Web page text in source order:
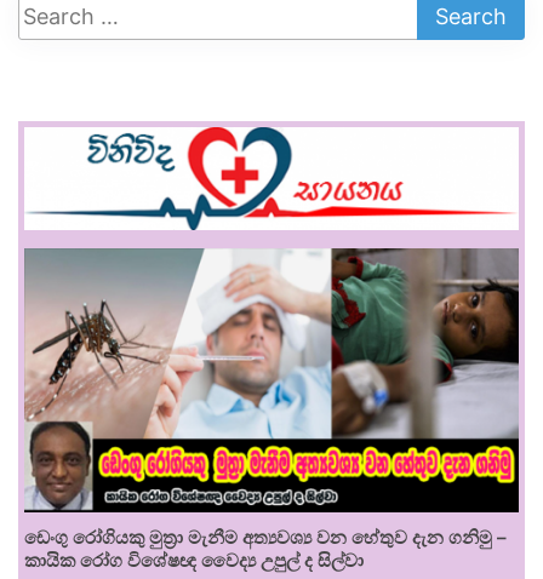
ඩෙංගු රෝගියකු ⁣මුත්‍රා මැනීම අත්‍යවශ්‍ය වන හේතුව දැන ගනිමු –
කායික රෝග විශේෂඥ වෛද්‍ය උපුල් ද සිල්වා